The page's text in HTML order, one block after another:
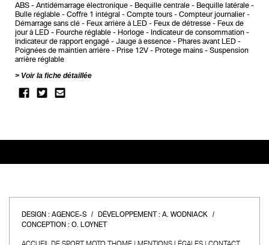
ABS Antidémarrage électronique Bequille centrale
Bequille latérale
Bulle réglable
Coffre 1 intégral Compte tours
Compteur journalier
Démarrage sans clé
Feux arrière à LED Feux de détresse
Feux de
jour à LED
Fourche réglable Horloge
Indicateur de consommation
Indicateur de rapport engagé
Jauge à essence
Phares avant LED
Poignées de maintien arrière
Prise 12V Protege mains
Suspension
arrière réglable
Voir la fiche détaillée
DESIGN : AGENCE-S DÉVELOPPEMENT : A. WODNIACK
CONCEPTION : O. LOYNET